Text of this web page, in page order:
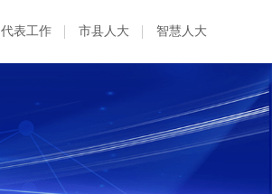
代表工作 市县人大 智慧人大